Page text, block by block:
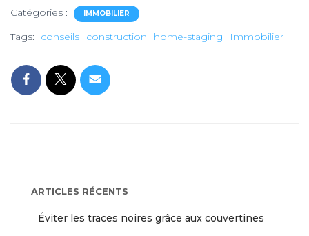
Catégories : IMMOBILIER
Tags: conseils construction home-staging Immobilier
ARTICLES RÉCENTS
Éviter les traces noires grâce aux couvertines